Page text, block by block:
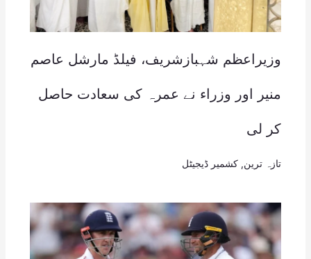
وزیراعظم شہبازشریف، فیلڈ مارشل عاصم
منیر اور وزراء نے عمرہ کی سعادت حاصل
کر لی
تازہ ترین کشمیر ڈیجیٹل